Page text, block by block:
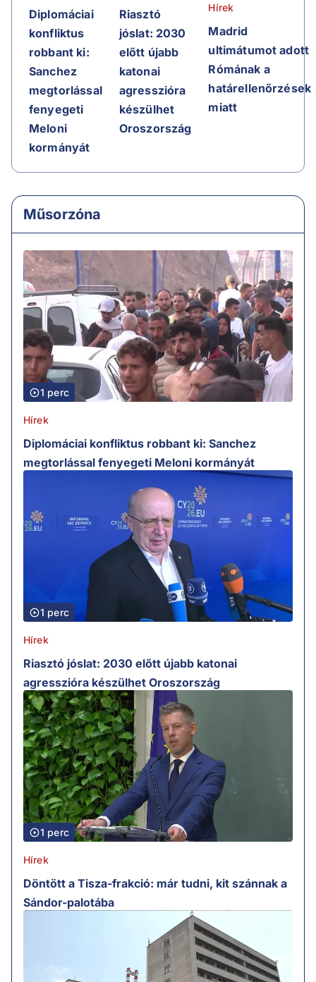
Diplomáciai
konfliktus
robbant ki:
Sanchez
megtorlással
fenyegeti
Meloni
kormányát
Riasztó
jóslat: 2030
előtt újabb
katonai
agresszióra
készülhet
Oroszország
Hírek
Madrid
ultimátumot adott
Rómának a
határellenőrzések
miatt
Műsorzóna
1 perc
Hírek
Diplomáciai konfliktus robbant ki: Sanchez
megtorlással fenyegeti Meloni kormányát
1 perc
Hírek
Riasztó jóslat: 2030 előtt újabb katonai
agresszióra készülhet Oroszország
1 perc
Hírek
Döntött a Tisza-frakció: már tudni, kit szánnak a
Sándor-palotába